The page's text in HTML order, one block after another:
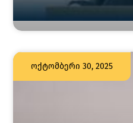
ოქტომბერი 30, 2025